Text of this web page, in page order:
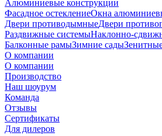
Алюминиевые конструкции
Фасадное остеклениеОкна
Двери противодымныеДвери
Раздвижные системыНаклонно-
Балконные рамыЗимние сады
О компании
О компании
Производство
Наш шоурум
Команда
Отзывы
Сертификаты
Для дилеров